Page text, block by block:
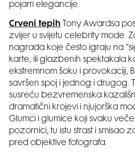
pojam elegancije.
Crveni tepih Tony Awardsa
zvijer u svijetu celebrity mode.
nagrada koje često igraju na
karte, ili glazbenih spektakala
ekstremnom šoku i provokaciji,
savršen spoj i jednog i drugog.
susreću bezvremenska
dramatični krojevi i njujorška
Glumci i glumice koji svaku
pozornici, tu istu strast i smisao
pred objektive fotografa.